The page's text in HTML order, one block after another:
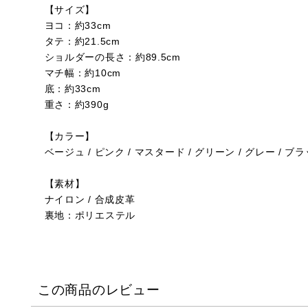
【サイズ】
ヨコ：約33cm
タテ：約21.5cm
ショルダーの長さ：約89.5cm
マチ幅：約10cm
底：約33cm
重さ：約390g
【カラー】
ベージュ / ピンク / マスタード / グリーン / グレー / ブラ
【素材】
ナイロン / 合成皮革
裏地：ポリエステル
この商品のレビュー